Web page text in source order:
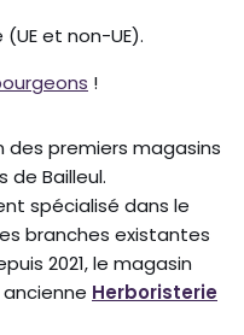
et non-UE).
!
des premiers magasins
de Bailleul.
spécialisé dans le
branches existantes
2021, le magasin
Herboristerie